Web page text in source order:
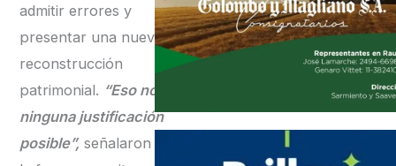
admitir errores y
presentar una nueva
reconstrucción
patrimonial. “Eso no tiene
ninguna justificación
posible”, señalaron desde